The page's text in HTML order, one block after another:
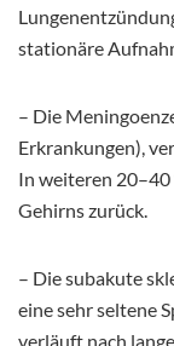
stationäre
– Die
Erkrankungen),
In weiteren 20–40
Gehirns zurück.
– Die subakute
eine sehr seltene
verläuft nach